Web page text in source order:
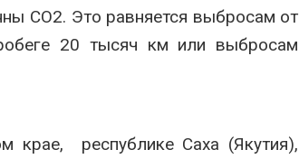
СО2. Это равняется выбросам от
20 тысяч км или выбросам
крае, республике Саха (Якутия),
полтора раза
Авг 7, 2026